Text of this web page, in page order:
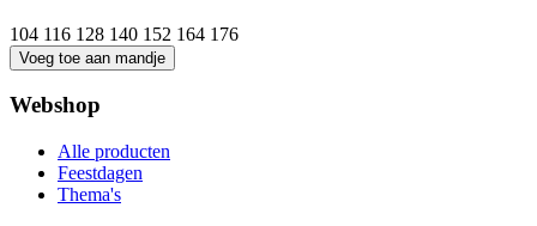
104 116 128 140 152 164 176
Webshop
Alle producten
Feestdagen
Thema's